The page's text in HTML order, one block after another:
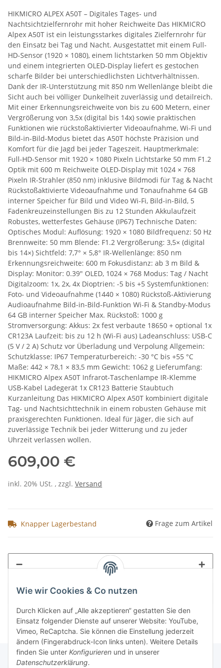
Wie wir Cookies & Co nutzen
Durch Klicken auf „Alle akzeptieren“ gestatten Sie den
Einsatz folgender Dienste auf unserer Website: YouTube,
Vimeo, ReCaptcha. Sie können die Einstellung jederzeit
ändern (Fingerabdruck-Icon links unten). Weitere Details
finden Sie unter Konfigurieren und in unserer
Datenschutzerklärung.
HIKMICRO ALPEX A50T – Digitales Tages- und
Nachtsichtzielfernrohr mit hoher Reichweite Das HIKMICRO
Alpex A50T ist ein leistungsstarkes digitales Zielfernrohr für
den Einsatz bei Tag und Nacht. Ausgestattet mit einem Full-
HD-Sensor (1920 × 1080), einem lichtstarken 50 mm Objektiv
und einem integrierten OLED-Display liefert es gestochen
scharfe Bilder bei unterschiedlichsten Lichtverhältnissen.
Dank der IR-Unterstützung mit 850 nm Wellenlänge bleibt die
Sicht auch bei völliger Dunkelheit zuverlässig und detailreich.
Mit einer Erkennungsreichweite von bis zu 600 Metern, einer
Vergrößerung von 3,5x (digital bis 14x) sowie praktischen
Funktionen wie rückstoßaktivierter Videoaufnahme, Wi-Fi und
Bild-in-Bild-Modus bietet das A50T höchste Präzision und
Komfort für die Jagd bei jeder Tageszeit. Hauptmerkmale:
Full-HD-Sensor mit 1920 × 1080 Pixeln Lichtstarke 50 mm F1.2
Optik mit 600 m Reichweite OLED-Display mit 1024 × 768
Pixeln IR-Strahler (850 nm) inklusive Bildmodi für Tag & Nacht
Rückstoßaktivierte Videoaufnahme und Tonaufnahme 64 GB
interner Speicher für Bild und Video Wi-Fi, Bild-in-Bild, 5
Fadenkreuzeinstellungen Bis zu 12 Stunden Akkulaufzeit
Robustes, wetterfestes Gehäuse (IP67) Technische Daten:
Optisches Modul: Auflösung: 1920 × 1080 Bildfrequenz: 50 Hz
Brennweite: 50 mm Blende: F1.2 Vergrößerung: 3,5× (digital
bis 14×) Sichtfeld: 7,7° × 5,8° IR-Wellenlänge: 850 nm
Erkennungsreichweite: 600 m Fokusdistanz: ab 3 m Bild &
Display: Monitor: 0.39" OLED, 1024 × 768 Modus: Tag / Nacht
Digitalzoom: 1x, 2x, 4x Dioptrien: -5 bis +5 Systemfunktionen:
Foto- und Videoaufnahme (1440 × 1080) Rückstoß-Aktivierung
Audioaufnahme Bild-in-Bild-Funktion Wi-Fi & Standby-Modus
64 GB interner Speicher Max. Rückstoß: 1000 g
Stromversorgung: Akkus: 2x fest verbaute 18650 + optional 1x
CR123A Laufzeit: bis zu 12 h (Wi-Fi aus) Ladeanschluss: USB-C
(5 V / 2 A) Schutz vor Überladung und Verpolung Allgemein:
Schutzklasse: IP67 Temperaturbereich: -30 °C bis +55 °C
Maße: 442 × 78,1 × 83,5 mm Gewicht: 1062 g Lieferumfang:
HIKMICRO Alpex A50T Infrarot-Taschenlampe IR-Klemme
USB-Kabel Ladegerät 1x CR123 Batterie Staubtuch
Kurzanleitung Das HIKMICRO Alpex A50T kombiniert digitale
Tag- und Nachtsichttechnik in einem robusten Gehäuse mit
praxisgerechten Funktionen. Ideal für Jäger, die sich auf
zuverlässige Technik bei jeder Witterung und zu jeder
Uhrzeit verlassen wollen.
609,00 €
inkl. 20% USt. , zzgl. Versand
Knapper Lagerbestand Frage zum Artikel